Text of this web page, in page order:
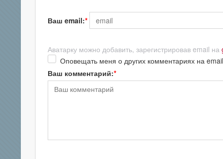
Ваш email:
Аватарку можно добавить, зарегистрировав email на
Оповещать меня о других комментариях на email
Ваш комментарий: